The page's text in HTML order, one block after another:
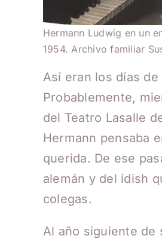
Hermann Ludwig en un
1954. Archivo familiar
Así eran los días
Probablemente,
del Teatro Lasalle
Hermann pensaba
querida. De ese
alemán y del ídish
colegas.
Al año siguiente de